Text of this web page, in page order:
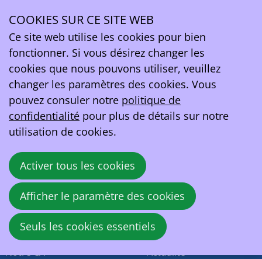
Ce contenu n'est pas disponible actuellement dans
la langue que vous avez choisie
EV Belgium asbl
Rue de la Loi 81A
1040 Bruxelles
Belgique
TVA:BE0419164219
contact@ev.be
EV Belgium
Qui sommes-nous
Histoire
Notre CA
Activités
Evénements
Nos positions
Actualité
COOKIES SUR CE SITE WEB
Ce site web utilise les cookies pour bien
fonctionner. Si vous désirez changer les
cookies que nous pouvons utiliser, veuillez
changer les paramètres des cookies. Vous
pouvez consuler notre politique de
confidentialité pour plus de détails sur notre
utilisation de cookies.
Activer tous les cookies
Afficher le paramètre des cookies
Seuls les cookies essentiels